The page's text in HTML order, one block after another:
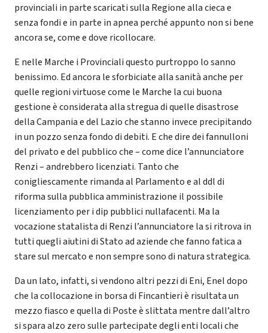
provinciali in parte scaricati sulla Regione alla cieca e
senza fondi e in parte in apnea perché appunto non si bene
ancora se, come e dove ricollocare.
E nelle Marche i Provinciali questo purtroppo lo sanno
benissimo. Ed ancora le sforbiciate alla sanità anche per
quelle regioni virtuose come le Marche la cui buona
gestione è considerata alla stregua di quelle disastrose
della Campania e del Lazio che stanno invece precipitando
in un pozzo senza fondo di debiti. E che dire dei fannulloni
del privato e del pubblico che – come dice l’annunciatore
Renzi – andrebbero licenziati. Tanto che
conigliescamente rimanda al Parlamento e al ddl di
riforma sulla pubblica amministrazione il possibile
licenziamento per i dip pubblici nullafacenti. Ma la
vocazione statalista di Renzi l’annunciatore la si ritrova in
tutti quegli aiutini di Stato ad aziende che fanno fatica a
stare sul mercato e non sempre sono di natura strategica.
Da un lato, infatti, si vendono altri pezzi di Eni, Enel dopo
che la collocazione in borsa di Fincantieri è risultata un
mezzo fiasco e quella di Poste è slittata mentre dall’altro
si spara alzo zero sulle partecipate degli enti locali che